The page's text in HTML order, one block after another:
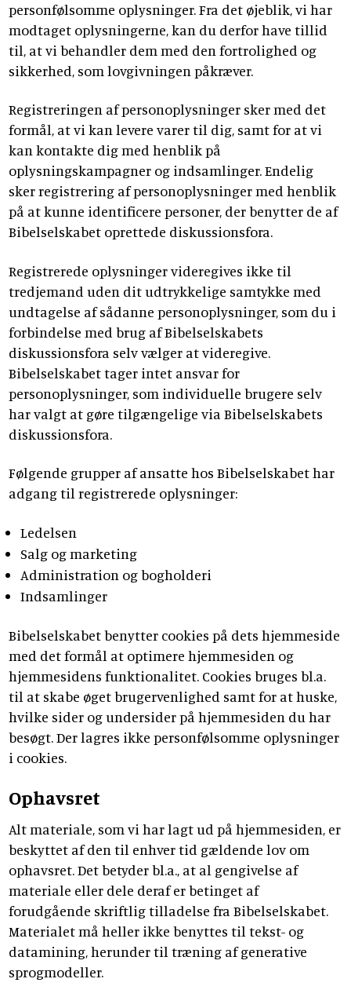
personfølsomme oplysninger. Fra det øjeblik, vi har
modtaget oplysningerne, kan du derfor have tillid
til, at vi behandler dem med den fortrolighed og
sikkerhed, som lovgivningen påkræver.
Registreringen af personoplysninger sker med det
formål, at vi kan levere varer til dig, samt for at vi
kan kontakte dig med henblik på
oplysningskampagner og indsamlinger. Endelig
sker registrering af personoplysninger med henblik
på at kunne identificere personer, der benytter de af
Bibelselskabet oprettede diskussionsfora.
Registrerede oplysninger videregives ikke til
tredjemand uden dit udtrykkelige samtykke med
undtagelse af sådanne personoplysninger, som du i
forbindelse med brug af Bibelselskabets
diskussionsfora selv vælger at videregive.
Bibelselskabet tager intet ansvar for
personoplysninger, som individuelle brugere selv
har valgt at gøre tilgængelige via Bibelselskabets
diskussionsfora.
Følgende grupper af ansatte hos Bibelselskabet har
adgang til registrerede oplysninger:
Ledelsen
Salg og marketing
Administration og bogholderi
Indsamlinger
Bibelselskabet benytter cookies på dets hjemmeside
med det formål at optimere hjemmesiden og
hjemmesidens funktionalitet. Cookies bruges bl.a.
til at skabe øget brugervenlighed samt for at huske,
hvilke sider og undersider på hjemmesiden du har
besøgt. Der lagres ikke personfølsomme oplysninger
i cookies.
Ophavsret
Alt materiale, som vi har lagt ud på hjemmesiden, er
beskyttet af den til enhver tid gældende lov om
ophavsret. Det betyder bl.a., at al gengivelse af
materiale eller dele deraf er betinget af
forudgående skriftlig tilladelse fra Bibelselskabet.
Materialet må heller ikke benyttes til tekst- og
datamining, herunder til træning af generative
sprogmodeller.